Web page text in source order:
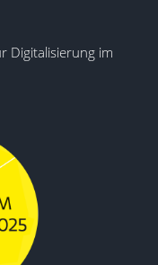
Digitalisierung im